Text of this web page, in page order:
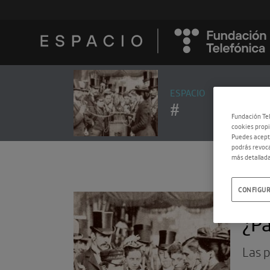
ESPACIO
#
Las
Fundación
cookies
Puedes
podrás
más